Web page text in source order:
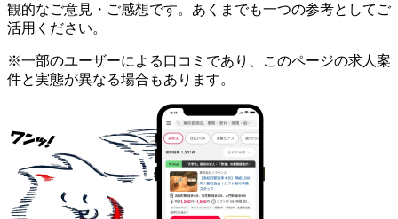
観的なご意見・ご感想です。あくまでも一つの参考としてご
活用ください。
※一部のユーザーによる口コミであり、このページの求人案
件と実態が異なる場合もあります。